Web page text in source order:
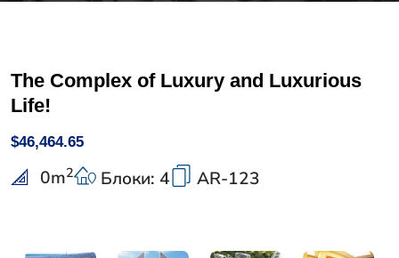
The Complex of Luxury and Luxurious
Life!
$46,464.65
0m2 Блоки: 4 AR-123